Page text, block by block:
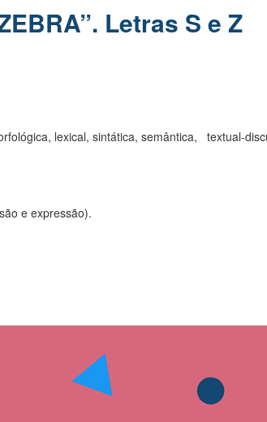
Letras S e Z
lexical, sintática, semântica, textual-
e expressão).